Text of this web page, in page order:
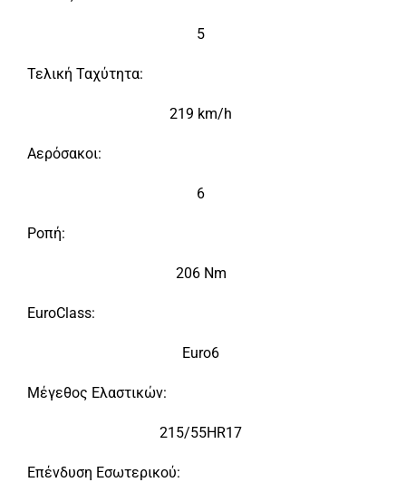
5
Τελική Ταχύτητα:
219 km/h
Αερόσακοι:
6
Ροπή:
206 Nm
EuroClass:
Euro6
Μέγεθος Ελαστικών:
215/55HR17
Επένδυση Εσωτερικού: